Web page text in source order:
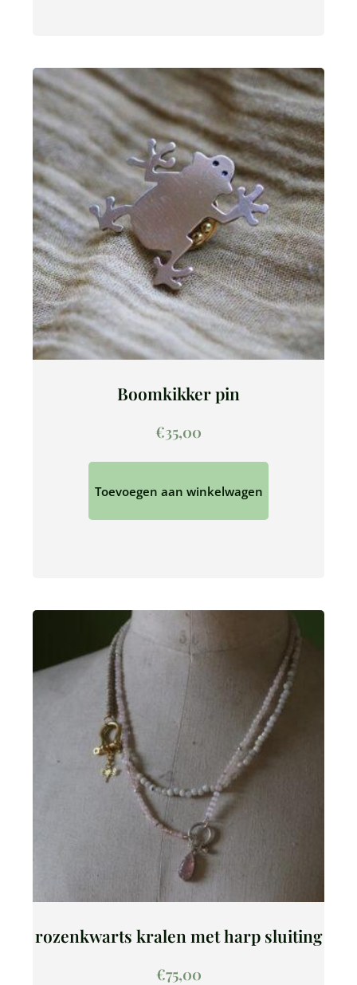
Boomkikker pin
€35,00
Toevoegen aan winkelwagen
rozenkwarts kralen met harp sluiting
€75,00